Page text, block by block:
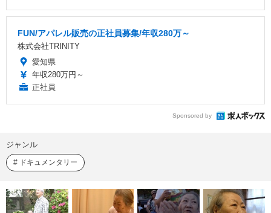
FUN/アパレル販売の正社員募集/年収280万～
株式会社TRINITY
愛知県
年収280万円～
正社員
Sponsored by
ジャンル
ドキュメンタリー